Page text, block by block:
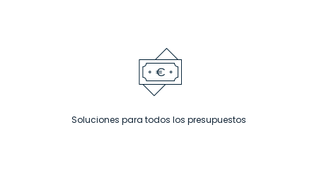
Soluciones para todos los presupuestos